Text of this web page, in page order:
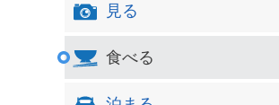
見る
食べる